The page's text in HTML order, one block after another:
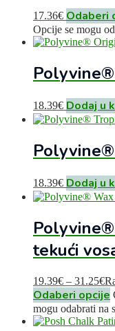
17.36€ Odaberi
Opcije se mogu
18.39€ Dodaj u
18.39€ Dodaj u
tekući
19.39€ – 31.25€
Odaberi opcije
mogu odabrati na